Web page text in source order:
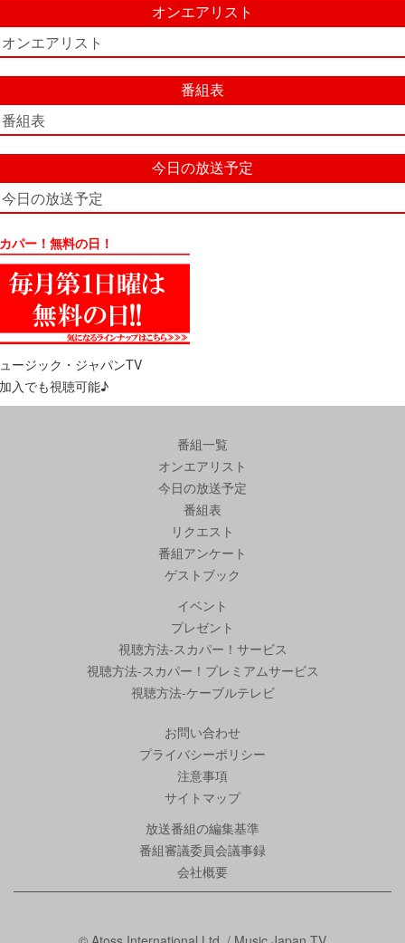
オンエアリスト
オンエアリスト
番組表
番組表
今日の放送予定
今日の放送予定
パー！無料の日！
ージック・ジャパンTV
入でも視聴可能♪
番組一覧
オンエアリスト
今日の放送予定
番組表
リクエスト
番組アンケート
ゲストブック
イベント
プレゼント
視聴方法-スカパー！サービス
視聴方法-スカパー！プレミアムサービス
視聴方法-ケーブルテレビ
お問い合わせ
プライバシーポリシー
注意事項
サイトマップ
放送番組の編集基準
番組審議委員会議事録
会社概要